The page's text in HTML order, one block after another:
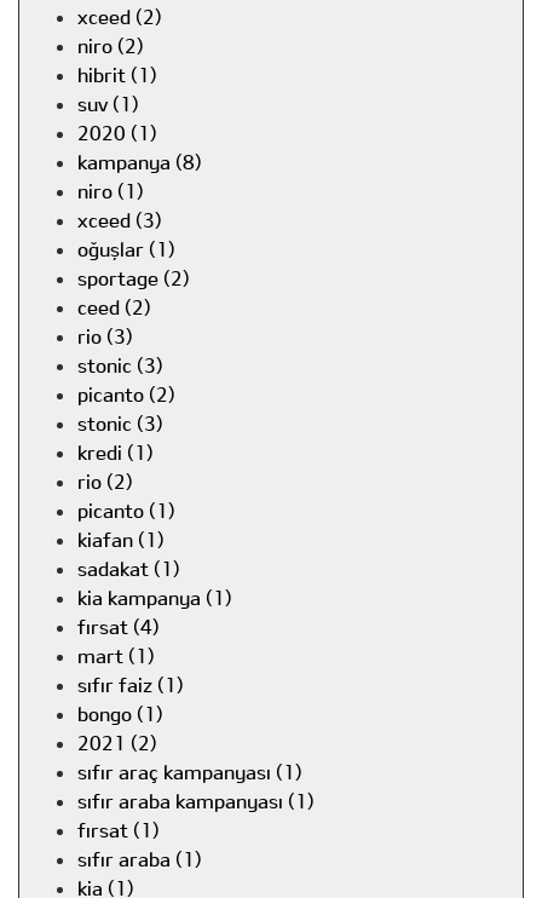
xceed (2)
niro (2)
hibrit (1)
suv (1)
2020 (1)
kampanya (8)
niro (1)
xceed (3)
oğuşlar (1)
sportage (2)
ceed (2)
rio (3)
stonic (3)
picanto (2)
stonic (3)
kredi (1)
rio (2)
picanto (1)
kiafan (1)
sadakat (1)
kia kampanya (1)
fırsat (4)
mart (1)
sıfır faiz (1)
bongo (1)
2021 (2)
sıfır araç kampanyası (1)
sıfır araba kampanyası (1)
fırsat (1)
sıfır araba (1)
kia (1)